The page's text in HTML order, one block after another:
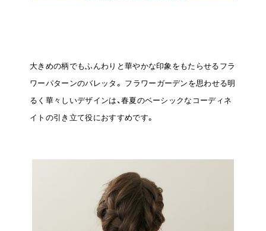
大きめの柄でもふんわりと華やかな印象をもたらせるフラ
ワーパターンのバレッタ。 フラワーガーデンを思わせる明
るく華々しいデザインは、春夏のベーシックなコーディネ
イトの引き立て役におすすめです。